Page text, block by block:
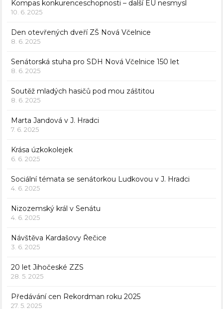
Kompas konkurenceschopnosti – další EU nesmysl
10. 6. 2025
Den otevřených dveří ZŠ Nová Včelnice
8. 6. 2025
Senátorská stuha pro SDH Nová Včelnice 150 let
8. 6. 2025
Soutěž mladých hasičů pod mou záštitou
8. 6. 2025
Marta Jandová v J. Hradci
7. 6. 2025
Krása úzkokolejek
6. 6. 2025
Sociální témata se senátorkou Ludkovou v J. Hradci
4. 6. 2025
Nizozemský král v Senátu
4. 6. 2025
Návštěva Kardašovy Řečice
3. 6. 2025
20 let Jihočeské ZZS
28. 5. 2025
Předávání cen Rekordman roku 2025
27. 5. 2025